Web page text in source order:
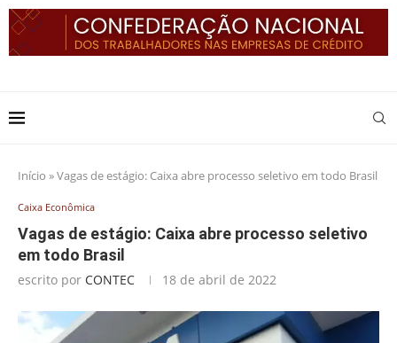
Início »Vagas de estágio: Caixa abre processo seletivo em todo Brasil
Caixa Econômica
Vagas de estágio: Caixa abre processo seletivo
em todo Brasil
escrito por CONTEC 18 de abril de 2022